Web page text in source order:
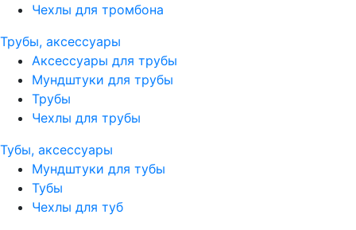
Чехлы для тромбона
Трубы, аксессуары
Аксессуары для трубы
Мундштуки для трубы
Трубы
Чехлы для трубы
Тубы, аксессуары
Мундштуки для тубы
Тубы
Чехлы для туб